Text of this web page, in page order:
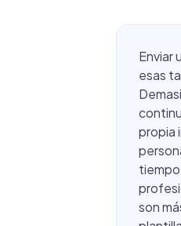
Enviar
esas
propia
son